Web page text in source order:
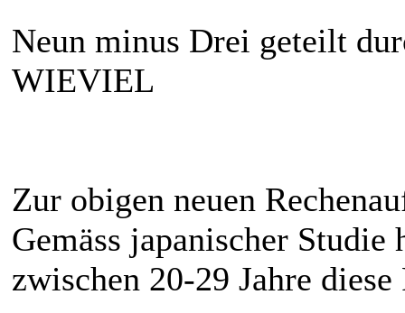
Neun minus Drei geteilt
WIEVIEL
Zur obigen neuen
Gemäss japanischer Studie
zwischen 20-29 Jahre